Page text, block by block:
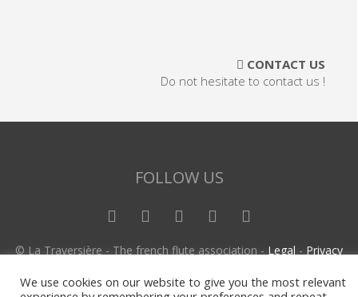
CONTACT US
Do not hesitate to contact us !
FOLLOW US
© La Traversière - The french flute association - Legal - Privacy
We use cookies on our website to give you the most relevant